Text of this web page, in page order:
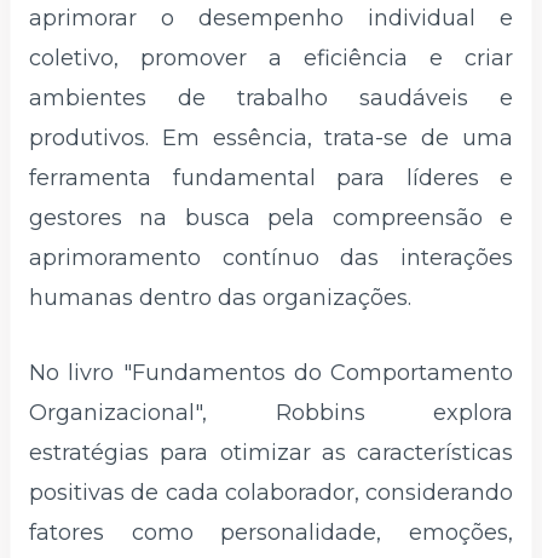
aprimorar o desempenho individual e
coletivo, promover a eficiência e criar
ambientes de trabalho saudáveis e
produtivos. Em essência, trata-se de uma
ferramenta fundamental para líderes e
gestores na busca pela compreensão e
aprimoramento contínuo das interações
humanas dentro das organizações.
No livro "Fundamentos do Comportamento
Organizacional", Robbins explora
estratégias para otimizar as características
positivas de cada colaborador, considerando
fatores como personalidade, emoções,